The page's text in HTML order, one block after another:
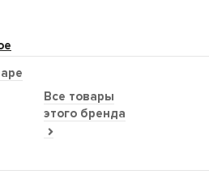
Все товары
этого бренда